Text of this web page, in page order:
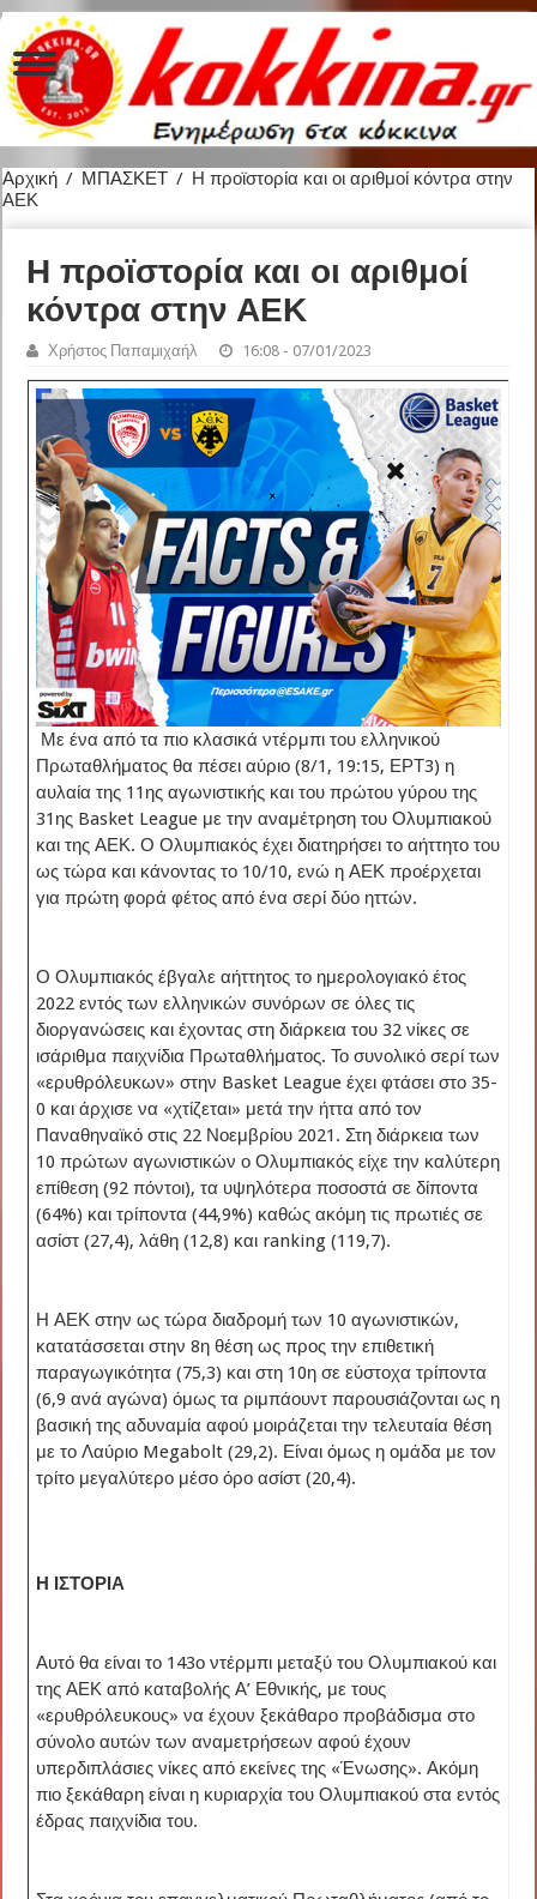
Αρχική / ΜΠΑΣΚΕΤ / Η προϊστορία και οι αριθμοί κόντρα στην
ΑΕΚ
Η προϊστορία και οι αριθμοί
κόντρα στην ΑΕΚ
Χρήστος Παπαμιχαήλ 16:08 - 07/01/2023
Με ένα από τα πιο κλασικά ντέρμπι του ελληνικού
Πρωταθλήματος θα πέσει αύριο (8/1, 19:15, ΕΡΤ3) η
αυλαία της 11ης αγωνιστικής και του πρώτου γύρου της
31ης Basket League με την αναμέτρηση του Ολυμπιακού
και της ΑΕΚ. Ο Ολυμπιακός έχει διατηρήσει το αήττητο του
ως τώρα και κάνοντας το 10/10, ενώ η ΑΕΚ προέρχεται
για πρώτη φορά φέτος από ένα σερί δύο ηττών.
Ο Ολυμπιακός έβγαλε αήττητος το ημερολογιακό έτος
2022 εντός των ελληνικών συνόρων σε όλες τις
διοργανώσεις και έχοντας στη διάρκεια του 32 νίκες σε
ισάριθμα παιχνίδια Πρωταθλήματος. Το συνολικό σερί των
«ερυθρόλευκων» στην Basket League έχει φτάσει στο 35-
0 και άρχισε να «χτίζεται» μετά την ήττα από τον
Παναθηναϊκό στις 22 Νοεμβρίου 2021. Στη διάρκεια των
10 πρώτων αγωνιστικών ο Ολυμπιακός είχε την καλύτερη
επίθεση (92 πόντοι), τα υψηλότερα ποσοστά σε δίποντα
(64%) και τρίποντα (44,9%) καθώς ακόμη τις πρωτιές σε
ασίστ (27,4), λάθη (12,8) και ranking (119,7).
Η ΑΕΚ στην ως τώρα διαδρομή των 10 αγωνιστικών,
κατατάσσεται στην 8η θέση ως προς την επιθετική
παραγωγικότητα (75,3) και στη 10η σε εύστοχα τρίποντα
(6,9 ανά αγώνα) όμως τα ριμπάουντ παρουσιάζονται ως η
βασική της αδυναμία αφού μοιράζεται την τελευταία θέση
με το Λαύριο Megabolt (29,2). Είναι όμως η ομάδα με τον
τρίτο μεγαλύτερο μέσο όρο ασίστ (20,4).
Η ΙΣΤΟΡΙΑ
Αυτό θα είναι το 143ο ντέρμπι μεταξύ του Ολυμπιακού και
της ΑΕΚ από καταβολής Α’ Εθνικής, με τους
«ερυθρόλευκους» να έχουν ξεκάθαρο προβάδισμα στο
σύνολο αυτών των αναμετρήσεων αφού έχουν
υπερδιπλάσιες νίκες από εκείνες της «Ένωσης». Ακόμη
πιο ξεκάθαρη είναι η κυριαρχία του Ολυμπιακού στα εντός
έδρας παιχνίδια του.